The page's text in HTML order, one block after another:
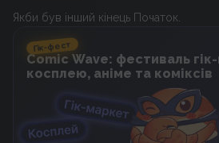
Якби був інший кінець Початок.
Гік-фест
Comic Wave: фестиваль
косплею, аніме та коміксів